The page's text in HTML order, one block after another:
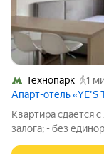
Технопарк
1
Апарт-отель «YE’S
Квартира сдаётся
залога; - без